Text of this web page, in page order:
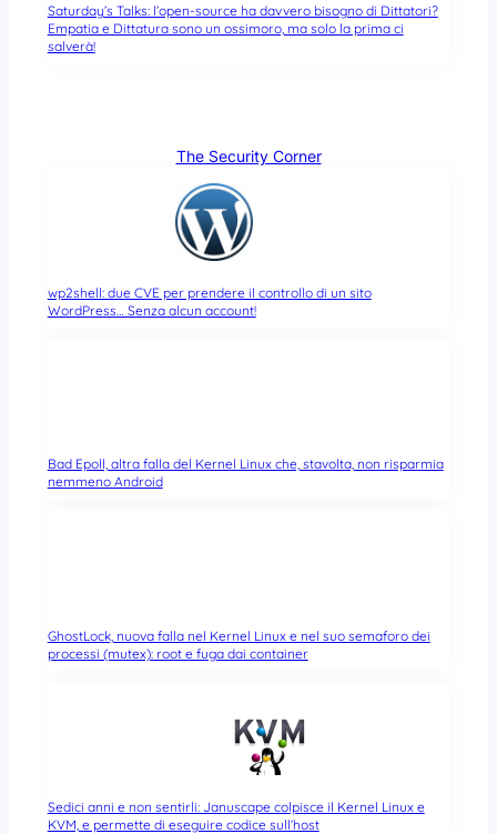
Saturday’s Talks: l’open-source ha davvero bisogno di Dittatori?
Empatia e Dittatura sono un ossimoro, ma solo la prima ci
salverà!
The Security Corner
wp2shell: due CVE per prendere il controllo di un sito
WordPress… Senza alcun account!
Bad Epoll, altra falla del Kernel Linux che, stavolta, non risparmia
nemmeno Android
GhostLock, nuova falla nel Kernel Linux e nel suo semaforo dei
processi (mutex): root e fuga dai container
Sedici anni e non sentirli: Januscape colpisce il Kernel Linux e
KVM, e permette di eseguire codice sull’host